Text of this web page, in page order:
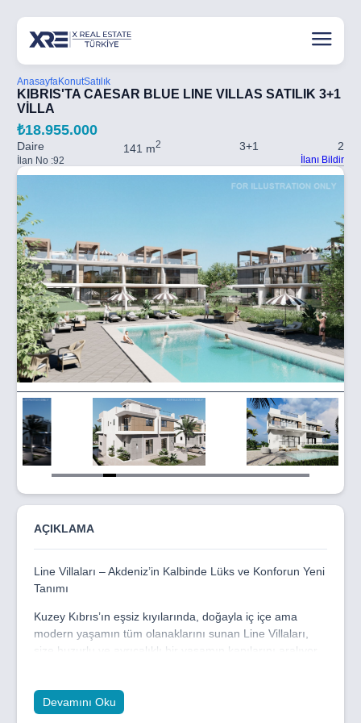
AnasayfaKonutSatılık
KIBRIS'TA CAESAR BLUE LINE VILLAS SATILIK 3+1
VİLLA
₺18.955.000
Daire 141 m2 3+1 2
İlan No :92 İlanı Bildir
5
of
AÇIKLAMA
Line Villaları – Akdeniz’in Kalbinde Lüks ve Konforun Yeni
Tanımı
Kuzey Kıbrıs’ın eşsiz kıyılarında, doğayla iç içe ama
modern yaşamın tüm olanaklarını sunan Line Villaları,
size huzurlu ve ayrıcalıklı bir yaşamın kapılarını aralıyor.
kalıcı yaşam için mükemmel bir tercih sunuyor.
Devamını Oku